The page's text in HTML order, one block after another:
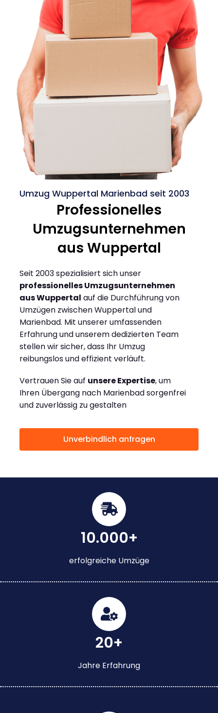
Umzug Wuppertal Marienbad seit 2003
Professionelles
Umzugsunternehmen
aus Wuppertal
Seit 2003 spezialisiert sich unser
professionelles Umzugsunternehmen
aus Wuppertal auf die Durchführung von
Umzügen zwischen Wuppertal und
Marienbad. Mit unserer umfassenden
Erfahrung und unserem dedizierten Team
stellen wir sicher, dass Ihr Umzug
reibungslos und effizient verläuft.
Vertrauen Sie auf unsere Expertise, um
Ihren Übergang nach Marienbad sorgenfrei
und zuverlässig zu gestalten
Unverbindlich anfragen
10.000+
erfolgreiche Umzüge
20+
Jahre Erfahrung